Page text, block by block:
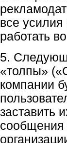
все
работать
5.
«толпы»
компании
заставить
сообщения